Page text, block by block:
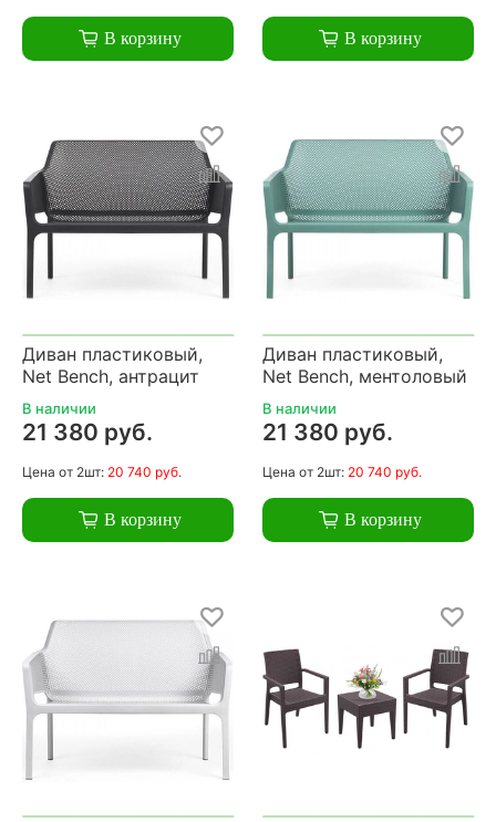
В корзину В корзину
Диван пластиковый,
Net Bench, антрацит
В наличии
21 380 руб.
Цена от 2шт: 20 740 руб.
В корзину
Диван пластиковый,
Net Bench, ментоловый
В наличии
21 380 руб.
Цена от 2шт: 20 740 руб.
В корзину